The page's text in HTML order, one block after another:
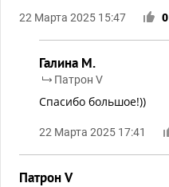
22 Марта 2025 15:47 0
Галина М.
Патрон V
Спасибо большое!))
22 Марта 2025 17:41
Патрон V